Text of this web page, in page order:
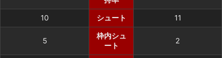
10 シュート 11
5
枠内シュ
ート
2